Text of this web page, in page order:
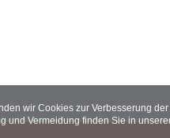
wir Cookies zur Verbesserung
und Vermeidung finden Sie in